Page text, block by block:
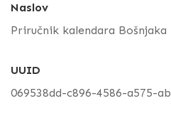
Naslov
Priručnik kalendara Bošnjaka
UUID
069538dd-c896-4586-a575-